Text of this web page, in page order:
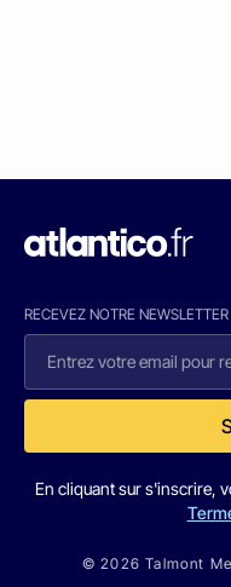
RECEVEZ NOTRE NEWSLETTER
En cliquant sur s'inscrire,
© 2026 Talmont